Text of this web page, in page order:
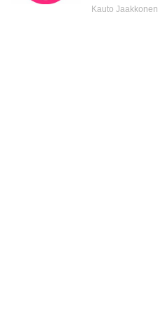
Kauto Jaakkonen